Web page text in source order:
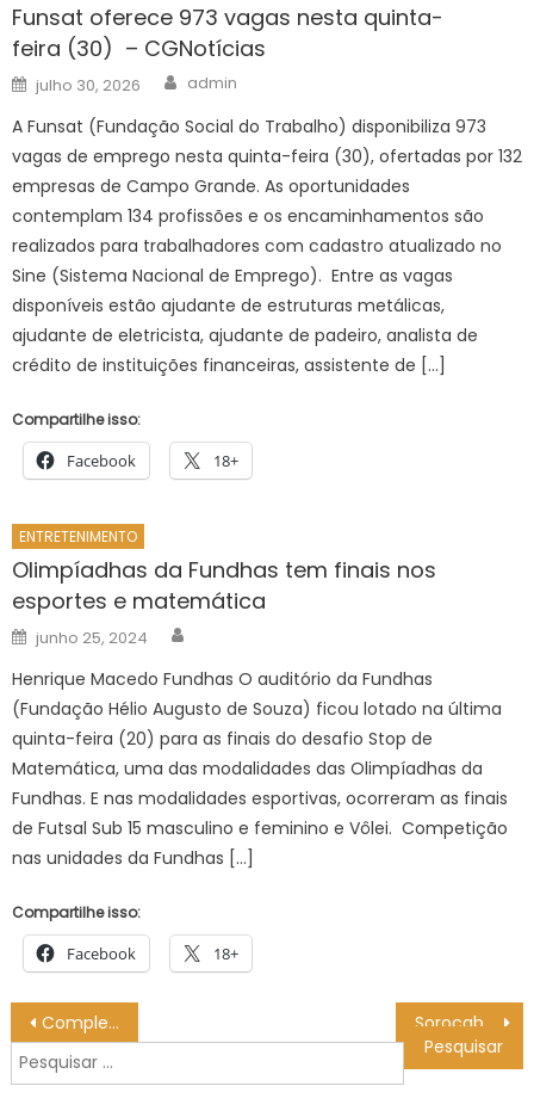
Funsat oferece 973 vagas nesta quinta-
feira (30) – CGNotícias
Posted
on
julho 30, 2026 Author
admin
A Funsat (Fundação Social do Trabalho) disponibiliza 973
vagas de emprego nesta quinta-feira (30), ofertadas por 132
empresas de Campo Grande. As oportunidades
contemplam 134 profissões e os encaminhamentos são
realizados para trabalhadores com cadastro atualizado no
Sine (Sistema Nacional de Emprego). Entre as vagas
disponíveis estão ajudante de estruturas metálicas,
ajudante de eletricista, ajudante de padeiro, analista de
crédito de instituições financeiras, assistente de […]
Compartilhe isso:
Facebook 18+
ENTRETENIMENTO
Olimpíadhas da Fundhas tem finais nos
esportes e matemática
Posted
on
junho 25, 2024
Henrique Macedo Fundhas O auditório da Fundhas
(Fundação Hélio Augusto de Souza) ficou lotado na última
quinta-feira (20) para as finais do desafio Stop de
Matemática, uma das modalidades das Olimpíadhas da
Fundhas. E nas modalidades esportivas, ocorreram as finais
de Futsal Sub 15 masculino e feminino e Vôlei. Competição
nas unidades da Fundhas […]
Compartilhe isso:
Facebook 18+
Navegação
de
Post
Complexo Hospitalar de Mangabeira realiza ação preventiva dedicada ao cuidado com a saúde feminina
Pesquisar
por: